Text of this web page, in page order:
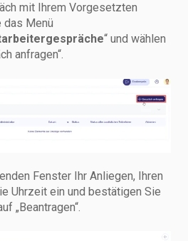
mit Ihrem Vorgesetzten
das Menü
“ und wählen
anfragen“.
Fenster Ihr Anliegen, Ihren
Uhrzeit ein und bestätigen Sie
„Beantragen“.